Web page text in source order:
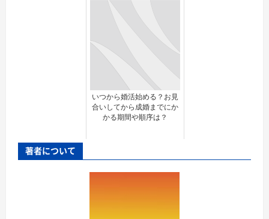
いつから婚活始める？お見
合いしてから成婚までにか
かる期間や順序は？
著者について